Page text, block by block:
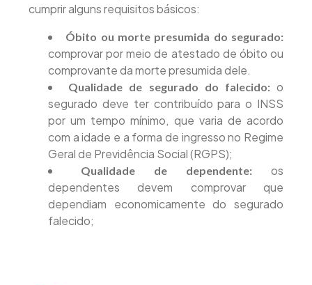
cumprir alguns requisitos básicos:
Óbito ou morte presumida do segurado:
comprovar por meio de atestado de óbito ou
comprovante da morte presumida dele.
Qualidade de segurado do falecido:o
segurado deve ter contribuído para o INSS
por um tempo mínimo, que varia de acordo
com a idade e a forma de ingresso no Regime
Geral de Previdência Social (RGPS);
Qualidade de dependente: os
dependentes devem comprovar que
dependiam economicamente do segurado
falecido;